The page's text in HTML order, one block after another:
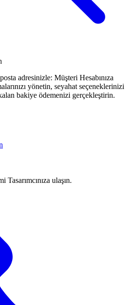
adresinizle: Müşteri Hesabınıza
yönetin, seyahat seçeneklerinizi
bakiye ödemenizi gerçekleştirin.
ulaşın.